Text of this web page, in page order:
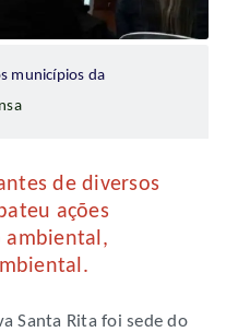
municípios da
de diversos
ações
ambiental,
Santa Rita foi sede do